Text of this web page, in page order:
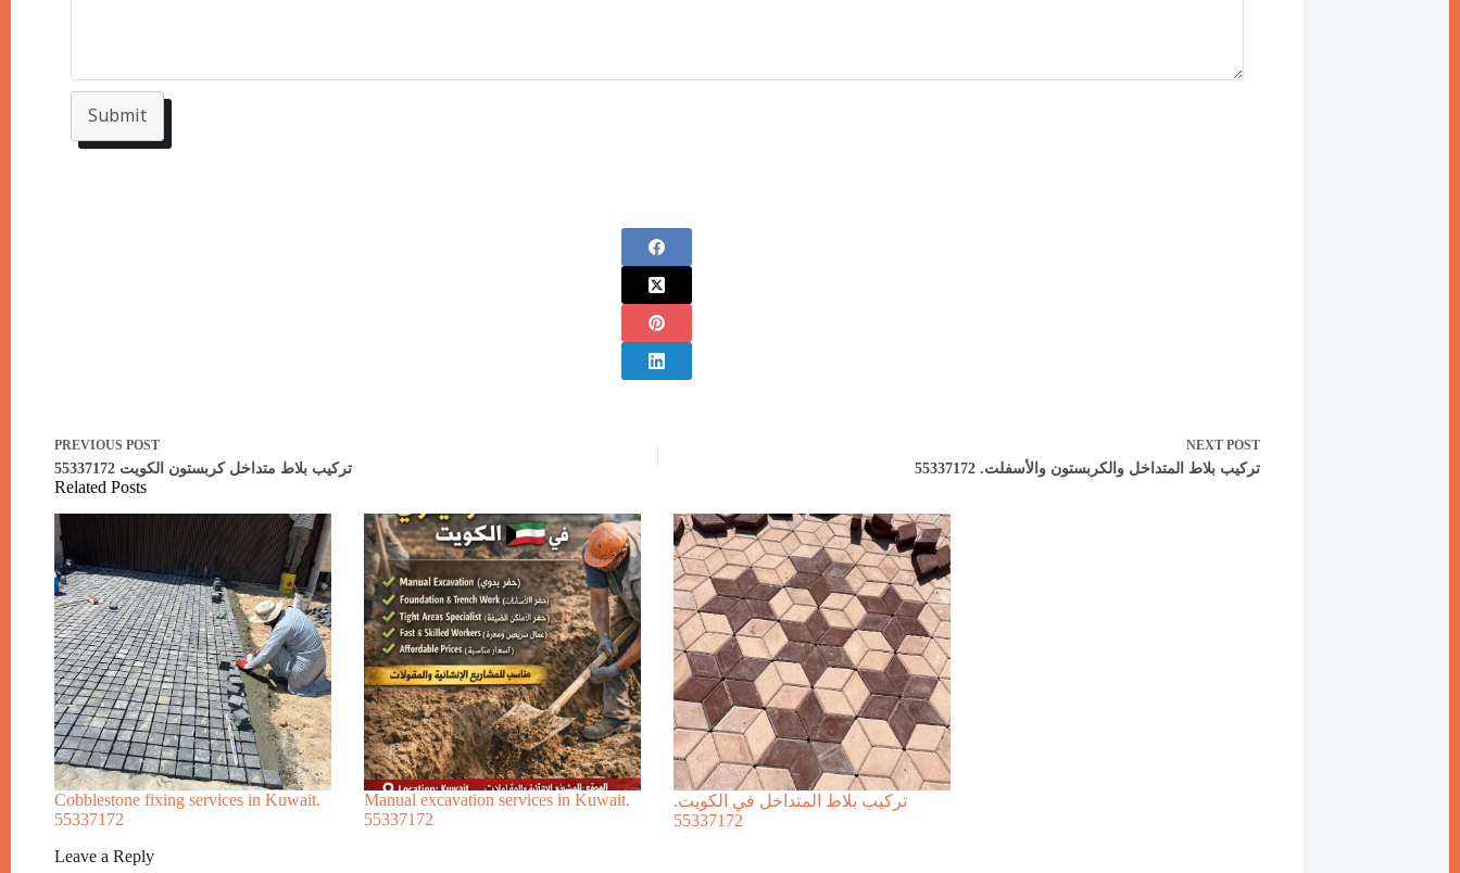
Submit
PREVIOUS POST
تركيب بلاط متداخل كربستون الكويت 55337172
NEXT POST
تركيب بلاط المتداخل والكربستون والأسفلت. 55337172
Related Posts
Cobblestone fixing services in Kuwait.
55337172
Manual excavation services in Kuwait.
55337172
تركيب بلاط المتداخل في الكويت.
55337172
Leave a Reply